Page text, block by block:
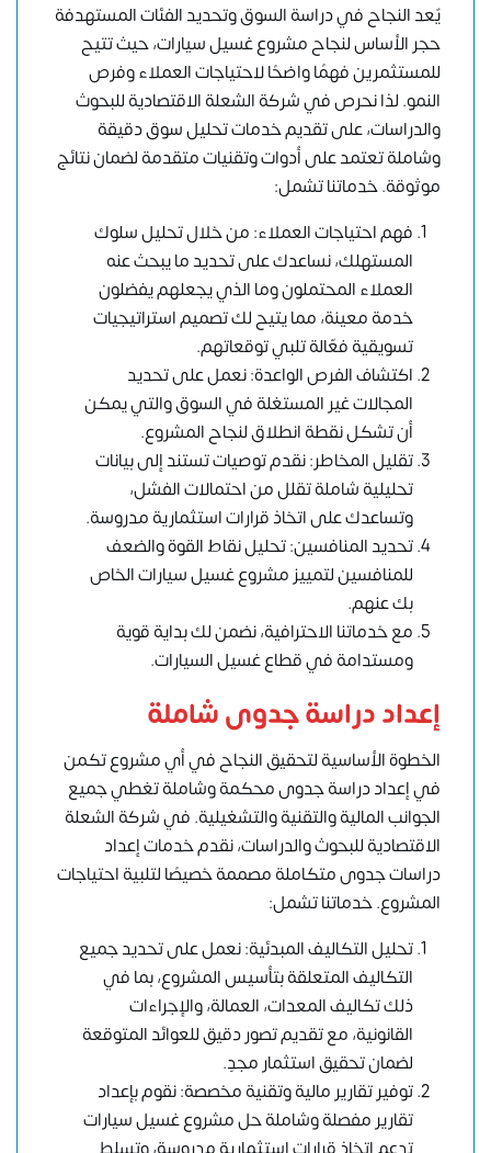
يٌعد النجاح في دراسة السوق وتحديد الفئات المستهدفة
حجر الأساس لنجاح مشروع غسيل سيارات، حيث تتيح
للمستثمرين فهمًا واضحًا لاحتياجات العملاء وفرص
النمو. لذا نحرص في شركة الشعلة الاقتصادية للبحوث
والدراسات، على تقديم خدمات تحليل سوق دقيقة
وشاملة تعتمد على أدوات وتقنيات متقدمة لضمان نتائج
موثوقة. خدماتنا تشمل:
فهم احتياجات العملاء: من خلال تحليل سلوك
المستهلك، نساعدك على تحديد ما يبحث عنه
العملاء المحتملون وما الذي يجعلهم يفضلون
خدمة معينة، مما يتيح لك تصميم استراتيجيات
تسويقية فعّالة تلبي توقعاتهم.
اكتشاف الفرص الواعدة: نعمل على تحديد
المجالات غير المستغلة في السوق والتي يمكن
أن تشكل نقطة انطلاق لنجاح المشروع.
تقليل المخاطر: نقدم توصيات تستند إلى بيانات
تحليلية شاملة تقلل من احتمالات الفشل،
وتساعدك على اتخاذ قرارات استثمارية مدروسة.
تحديد المنافسين: تحليل نقاط القوة والضعف
للمنافسين لتمييز مشروع غسيل سيارات الخاص
بك عنهم.
مع خدماتنا الاحترافية، نضمن لك بداية قوية
ومستدامة في قطاع غسيل السيارات.
إعداد دراسة جدوى شاملة
الخطوة الأساسية لتحقيق النجاح في أي مشروع تكمن
في إعداد دراسة جدوى محكمة وشاملة تغطي جميع
الجوانب المالية والتقنية والتشغيلية. في شركة الشعلة
الاقتصادية للبحوث والدراسات، نقدم خدمات إعداد
دراسات جدوى متكاملة مصممة خصيصًا لتلبية احتياجات
المشروع. خدماتنا تشمل:
تحليل التكاليف المبدئية: نعمل على تحديد جميع
التكاليف المتعلقة بتأسيس المشروع، بما في
ذلك تكاليف المعدات، العمالة، والإجراءات
القانونية، مع تقديم تصور دقيق للعوائد المتوقعة
لضمان تحقيق استثمار مجدٍ.
توفير تقارير مالية وتقنية مخصصة: نقوم بإعداد
تقارير مفصلة وشاملة حل مشروع غسيل سيارات